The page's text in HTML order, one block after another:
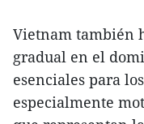
Vietnam también
gradual en el
esenciales para
especialmente